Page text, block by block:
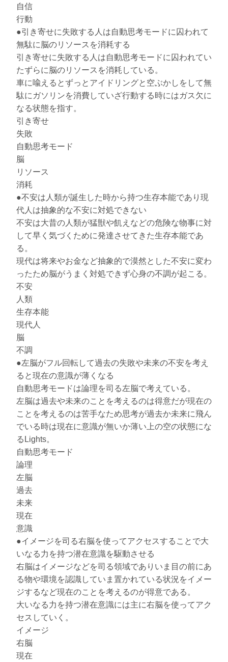
自信
行動
●引き寄せに失敗する人は自動思考モードに囚われて
無駄に脳のリソースを消耗する
引き寄せに失敗する人は自動思考モードに囚われてい
たずらに脳のリソースを消耗している。
車に喩えるとずっとアイドリングと空ぶかしをして無
駄にガソリンを消費していざ行動する時にはガス欠に
なる状態を指す。
引き寄せ
失敗
自動思考モード
脳
リソース
消耗
●不安は人類が誕生した時から持つ生存本能であり現
代人は抽象的な不安に対処できない
不安は大昔の人類が猛獣や飢えなどの危険な物事に対
して早く気づくために発達させてきた生存本能であ
る。
現代は将来やお金など抽象的で漠然とした不安に変わ
ったため脳がうまく対処できず心身の不調が起こる。
不安
人類
生存本能
現代人
脳
不調
●左脳がフル回転して過去の失敗や未来の不安を考え
ると現在の意識が薄くなる
自動思考モードは論理を司る左脳で考えている。
左脳は過去や未来のことを考えるのは得意だが現在の
ことを考えるのは苦手なため思考が過去か未来に飛ん
でいる時は現在に意識が無いか薄い上の空の状態にな
るLights。
自動思考モード
論理
左脳
過去
未来
現在
意識
●イメージを司る右脳を使ってアクセスすることで大
いなる力を持つ潜在意識を駆動させる
右脳はイメージなどを司る領域でありいま目の前にあ
る物や環境を認識していま置かれている状況をイメー
ジするなど現在のことを考えるのが得意である。
大いなる力を持つ潜在意識には主に右脳を使ってアク
セスしていく。
イメージ
右脳
現在